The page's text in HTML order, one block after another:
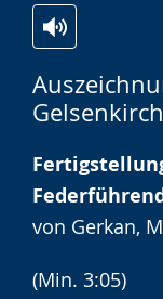
Leichten
Sprache
wechseln.
Audio-
Unterstützung.
Video
in
Deutscher
wird
von Gerkan,
(Min. 3:05)